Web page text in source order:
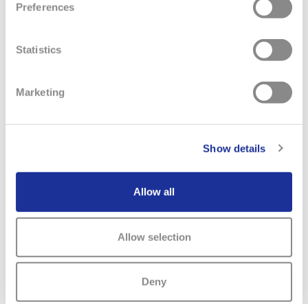
Preferences
Statistics
Marketing
Show details
Allow all
Allow selection
Deny
MEDIA RELATIONS